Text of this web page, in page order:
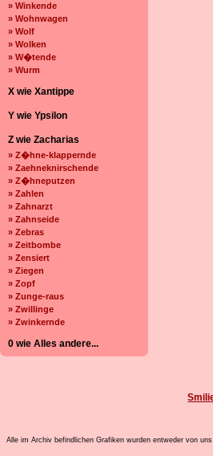
» Winkende
» Wohnwagen
» Wolf
» Wolken
» W�tende
» Wurm
X wie Xantippe
Y wie Ypsilon
Z wie Zacharias
» Z�hne-klappernde
» Zaehneknirschende
» Z�hneputzen
» Zahlen
» Zahnarzt
» Zahnseide
» Zebras
» Zeitbombe
» Zensiert
» Ziegen
» Zopf
» Zunge-raus
» Zwillinge
» Zwinkernde
0 wie Alles andere...
Alle im Archiv befindlichen Grafiken wurden entweder von